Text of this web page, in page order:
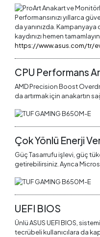
Performansınızı yıllarca
da yanınızda. Kampanyaya
kaydınızı hemen
https://www.asus.com/tr/
CPU Performans
AMD Precision Boost
da artırmak için anakartın
Çok Yönlü Enerji
Güç Tasarrufu işlevi, güç
getirebilirsiniz. Ayrıca
UEFI BIOS
Ünlü ASUS UEFI BIOS,
tecrübeli kullanıcılara da